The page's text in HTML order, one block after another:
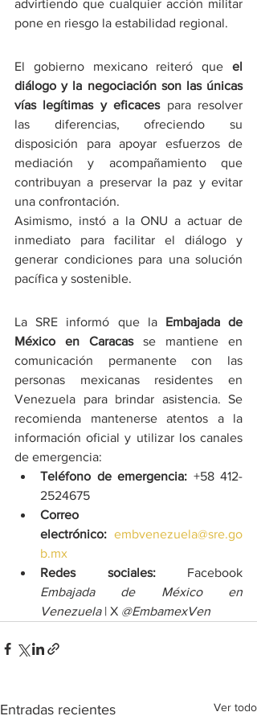
advirtiendo que cualquier acción militar
pone en riesgo la estabilidad regional.
El gobierno mexicano reiteró que el
diálogo y la negociación son las únicas
vías legítimas y eficaces para resolver
las diferencias, ofreciendo su
disposición para apoyar esfuerzos de
mediación y acompañamiento que
contribuyan a preservar la paz y evitar
una confrontación.
Asimismo, instó a la ONU a actuar de
inmediato para facilitar el diálogo y
generar condiciones para una solución
pacífica y sostenible.
La SRE informó que la Embajada de
México en Caracas se mantiene en
comunicación permanente con las
personas mexicanas residentes en
Venezuela para brindar asistencia. Se
recomienda mantenerse atentos a la
información oficial y utilizar los canales
de emergencia:
Teléfono de emergencia: +58 412-
2524675
Correo
electrónico: embvenezuela@sre.go
b.mx
Redes sociales:
Embajada de México en
Venezuela | X @EmbamexVen
Entradas recientes Ver todo